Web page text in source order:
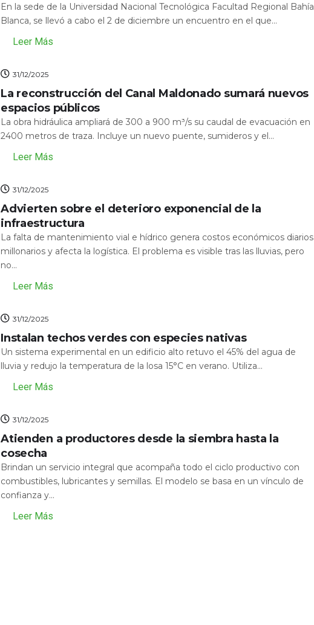
En la sede de la Universidad Nacional Tecnológica Facultad Regional Bahía
Blanca, se llevó a cabo el 2 de diciembre un encuentro en el que...
Leer Más
31/12/2025
La reconstrucción del Canal Maldonado sumará nuevos
espacios públicos
La obra hidráulica ampliará de 300 a 900 m³/s su caudal de evacuación en
2400 metros de traza. Incluye un nuevo puente, sumideros y el...
Leer Más
31/12/2025
Advierten sobre el deterioro exponencial de la
infraestructura
La falta de mantenimiento vial e hídrico genera costos económicos diarios
millonarios y afecta la logística. El problema es visible tras las lluvias, pero
no...
Leer Más
31/12/2025
Instalan techos verdes con especies nativas
Un sistema experimental en un edificio alto retuvo el 45% del agua de
lluvia y redujo la temperatura de la losa 15°C en verano. Utiliza...
Leer Más
31/12/2025
Atienden a productores desde la siembra hasta la
cosecha
Brindan un servicio integral que acompaña todo el ciclo productivo con
combustibles, lubricantes y semillas. El modelo se basa en un vínculo de
confianza y...
Leer Más